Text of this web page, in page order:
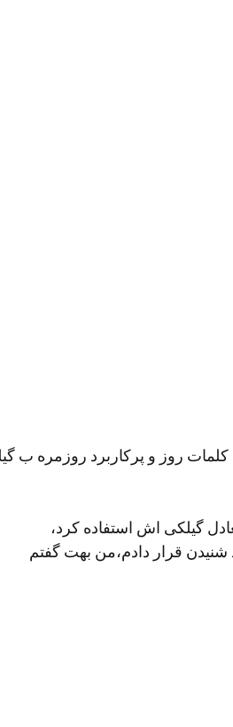
روز و پرکاربرد روزمره ب
گیلکی اش استفاده کرد،
شنیدن قرار دادم،من بهت گفتم